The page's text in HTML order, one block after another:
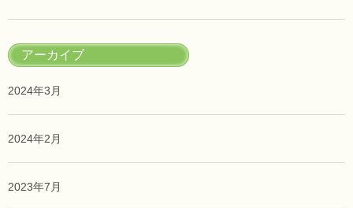
アーカイブ
2024年3月
2024年2月
2023年7月